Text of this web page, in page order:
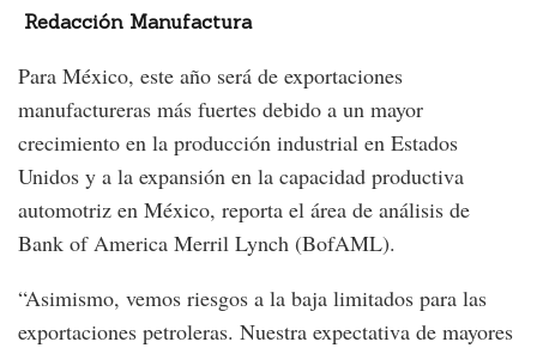
Redacción Manufactura
Para México, este año será de exportaciones
manufactureras más fuertes debido a un mayor
crecimiento en la producción industrial en Estados
Unidos y a la expansión en la capacidad productiva
automotriz en México, reporta el área de análisis de
Bank of America Merril Lynch (BofAML).
“Asimismo, vemos riesgos a la baja limitados para las
exportaciones petroleras. Nuestra expectativa de mayores